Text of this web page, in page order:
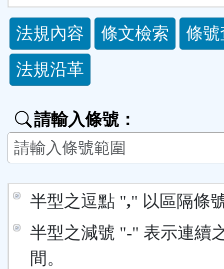
法
規
功
按
鈕
法規內容 條文檢索
條
法規沿革
請輸入條號：
半型之逗點 "," 以區隔條
半型之減號 "-" 表示連續
間。